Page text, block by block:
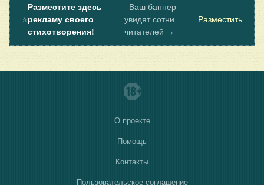
⭐
Разместите здесь
рекламу своего
стихотворения!
Ваш баннер
увидят сотни
читателей →
Разместить
О проекте
Помощь
Контакты
Пользовательское соглашение